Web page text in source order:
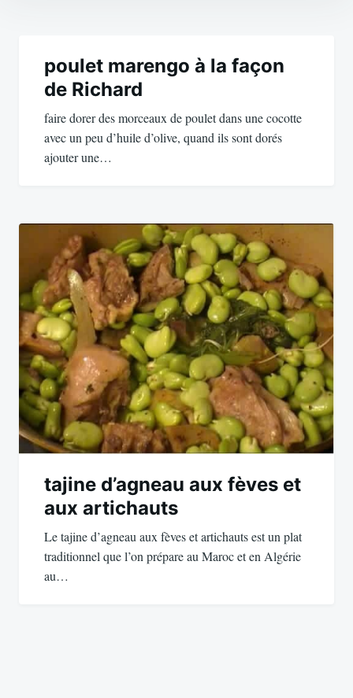
l’article
poulet marengo à la façon
de Richard
faire dorer des morceaux de poulet dans une cocotte
avec un peu d’huile d’olive, quand ils sont dorés
ajouter une…
tajine d’agneau aux fèves et
aux artichauts
Le tajine d’agneau aux fèves et artichauts est un plat
traditionnel que l’on prépare au Maroc et en Algérie
au…